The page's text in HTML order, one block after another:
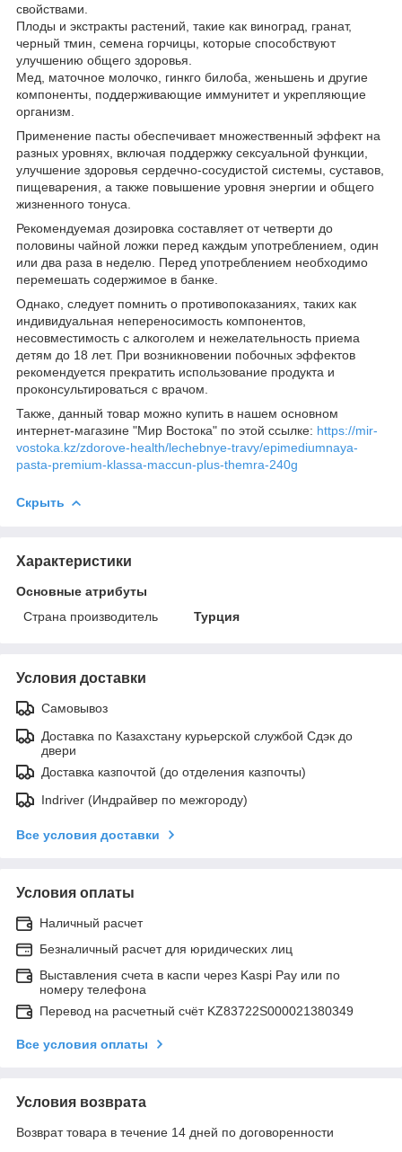
свойствами.
Плоды и экстракты растений, такие как виноград, гранат,
черный тмин, семена горчицы, которые способствуют
улучшению общего здоровья.
Мед, маточное молочко, гинкго билоба, женьшень и другие
компоненты, поддерживающие иммунитет и укрепляющие
организм.
Применение пасты обеспечивает множественный эффект на
разных уровнях, включая поддержку сексуальной функции,
улучшение здоровья сердечно-сосудистой системы, суставов,
пищеварения, а также повышение уровня энергии и общего
жизненного тонуса.
Рекомендуемая дозировка составляет от четверти до
половины чайной ложки перед каждым употреблением, один
или два раза в неделю. Перед употреблением необходимо
перемешать содержимое в банке.
Однако, следует помнить о противопоказаниях, таких как
индивидуальная непереносимость компонентов,
несовместимость с алкоголем и нежелательность приема
детям до 18 лет. При возникновении побочных эффектов
рекомендуется прекратить использование продукта и
проконсультироваться с врачом.
Также, данный товар можно купить в нашем основном
интернет-магазине "Мир Востока" по этой ссылке: https://mir-
vostoka.kz/zdorove-health/lechebnye-travy/epimediumnaya-
pasta-premium-klassa-maccun-plus-themra-240g
Скрыть
Характеристики
Основные атрибуты
Страна производитель
Турция
Условия доставки
Самовывоз
Доставка по Казахстану курьерской службой Сдэк до
двери
Доставка казпочтой (до отделения казпочты)
Indriver (Индрайвер по межгороду)
Все условия доставки
Условия оплаты
Наличный расчет
Безналичный расчет для юридических лиц
Выставления счета в каспи через Kaspi Pay или по
номеру телефона
Перевод на расчетный счёт KZ83722S000021380349
Все условия оплаты
Условия возврата
Возврат товара в течение 14 дней по договоренности